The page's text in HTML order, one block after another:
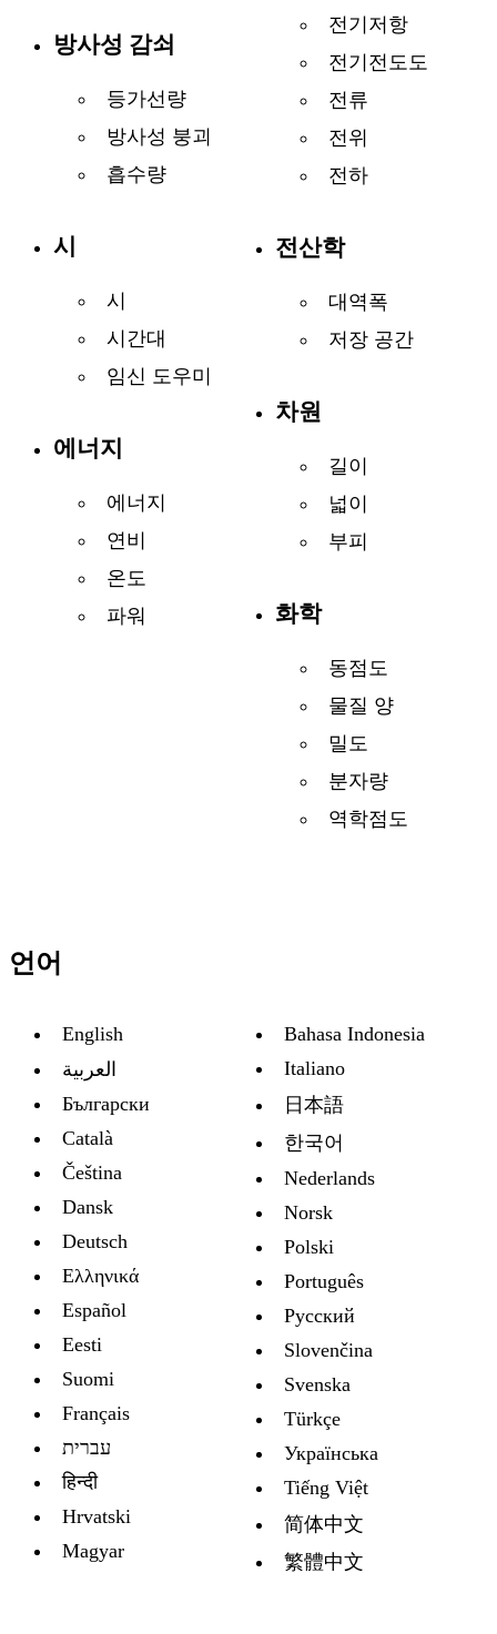
방사성 감쇠
등가선량
방사성 붕괴
흡수량
시
시
시간대
임신 도우미
에너지
에너지
연비
온도
파워
전기저항
전기전도도
전류
전위
전하
전산학
대역폭
저장 공간
차원
길이
넓이
부피
화학
동점도
물질 양
밀도
분자량
역학점도
언어
English
العربية
Български
Català
Čeština
Dansk
Deutsch
Ελληνικά
Español
Eesti
Suomi
Français
עברית
हिन्दी
Hrvatski
Magyar
Bahasa Indonesia
Italiano
日本語
한국어
Nederlands
Norsk
Polski
Português
Русский
Slovenčina
Svenska
Türkçe
Украïнська
Tiếng Việt
简体中文
繁體中文